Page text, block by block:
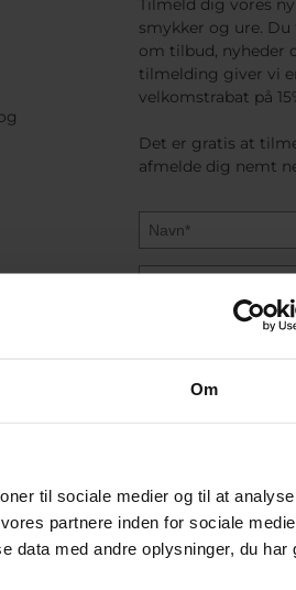
Om
til sociale medier og til at
partnere inden for sociale
data med andre oplysninger, du har
Tilmeld dig vores
smykker og ure.
om tilbud, nyheder
tilmelding giver vi
velkomstrabat på
Det er gratis at
afmelde dig nemt
Sikker Og Tryg E-